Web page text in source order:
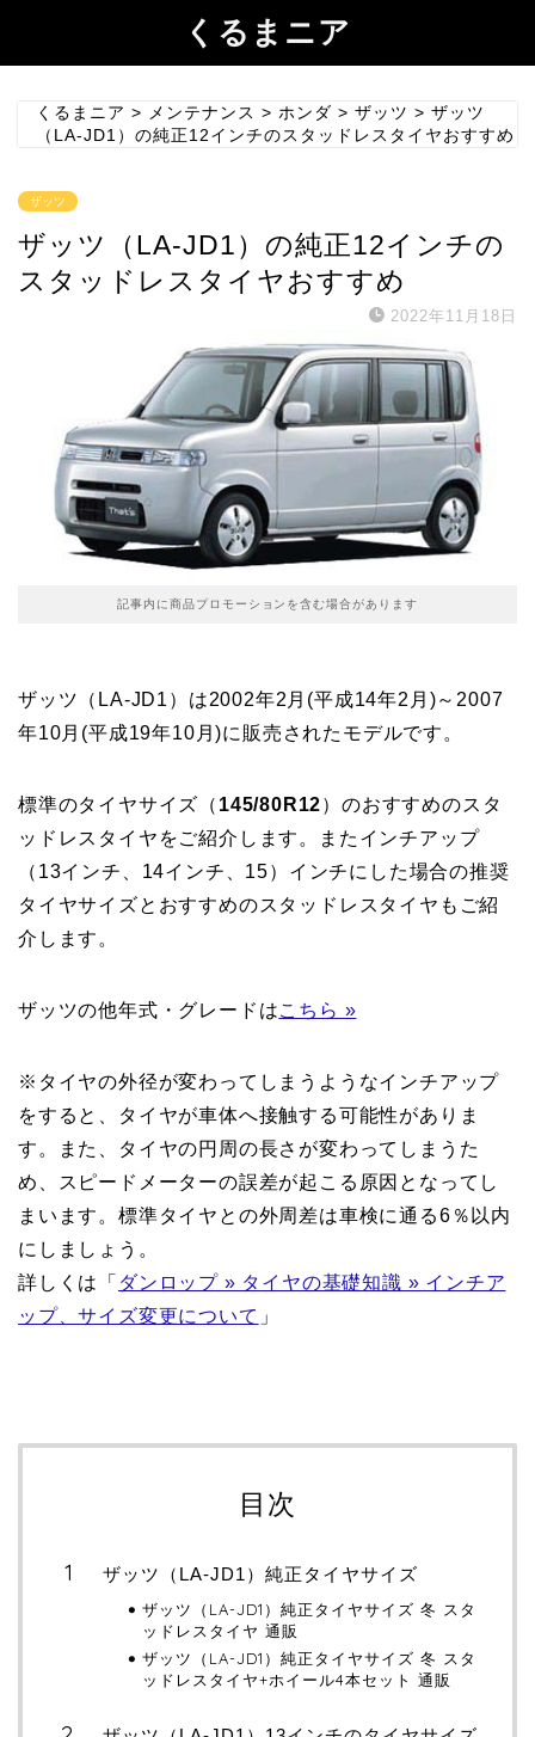
くるまニア
くるまニア > メンテナンス > ホンダ > ザッツ > ザッツ
（LA-JD1）の純正12インチのスタッドレスタイヤおすすめ
ザッツ
ザッツ（LA-JD1）の純正12インチの
スタッドレスタイヤおすすめ
2022年11月18日
記事内に商品プロモーションを含む場合があります
ザッツ（LA-JD1）は2002年2月(平成14年2月)～2007
年10月(平成19年10月)に販売されたモデルです。
標準のタイヤサイズ（ 145/80R12）のおすすめのスタ
ッドレスタイヤをご紹介します。またインチアップ
（13インチ、14インチ、15）インチにした場合の推奨
タイヤサイズとおすすめのスタッドレスタイヤもご紹
介します。
ザッツの他年式・グレードはこちら »
※タイヤの外径が変わってしまうようなインチアップ
をすると、タイヤが車体へ接触する可能性がありま
す。また、タイヤの円周の長さが変わってしまうた
め、スピードメーターの誤差が起こる原因となってし
まいます。標準タイヤとの外周差は車検に通る6％以内
にしましょう。
詳しくは「 ダンロップ » タイヤの基礎知識 » インチア
ップ、サイズ変更について 」
目次
ザッツ（LA-JD1）純正タイヤサイズ
ザッツ（LA-JD1）純正タイヤサイズ 冬 スタ
ッドレスタイヤ 通販
ザッツ（LA-JD1）純正タイヤサイズ 冬 スタ
ッドレスタイヤ+ホイール4本セット 通販